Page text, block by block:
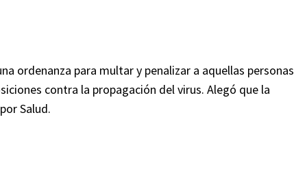
ordenanza para multar y penalizar a aquellas personas
contra la propagación del virus. Alegó que la
Salud.